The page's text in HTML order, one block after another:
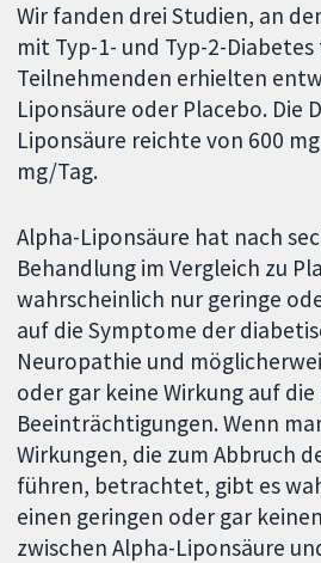
Wir fanden drei Studien, an
mit Typ-1- und Typ-2-
Teilnehmenden erhielten
Liponsäure oder Placebo. Die
Liponsäure reichte von 600
mg/Tag.
Alpha-Liponsäure hat nach
Behandlung im Vergleich zu
wahrscheinlich nur geringe
auf die Symptome der
Neuropathie und
oder gar keine Wirkung auf
Beeinträchtigungen. Wenn
Wirkungen, die zum Abbruch
führen, betrachtet, gibt es
einen geringen oder gar
zwischen Alpha-Liponsäure